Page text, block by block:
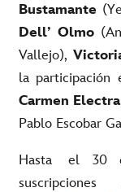
Bustamante
Dell’ Olmo
Vallejo),
la participación
Carmen Electra
Pablo Escobar
Hasta el 30